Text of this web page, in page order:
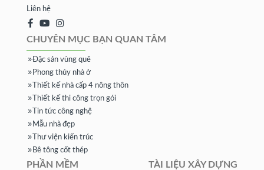
Liên hệ
CHUYÊN MỤC BẠN QUAN TÂM
Đặc sản vùng quê
Phong thủy nhà ở
Thiết kế nhà cấp 4 nông thôn
Thiết kế thi công trọn gói
Tin tức công nghệ
Mẫu nhà đẹp
Thư viện kiến trúc
Bê tông cốt thép
PHẦN MỀM TÀI LIỆU XÂY DỰNG